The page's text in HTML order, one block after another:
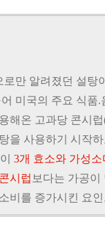
만 알려졌던 설탕
미국의 주요 식품
해온 고과당 콘시
을 사용하기 시작
3개 효소와 가성
시럽 보다는 가공이
비를 증가시킨 요